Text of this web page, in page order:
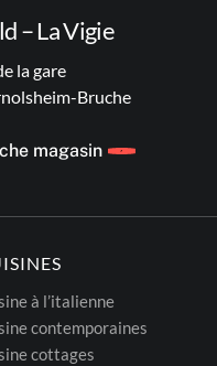
– La Vigie
la gare
Bruche
magasin
à l’italienne
contemporaines
cottages